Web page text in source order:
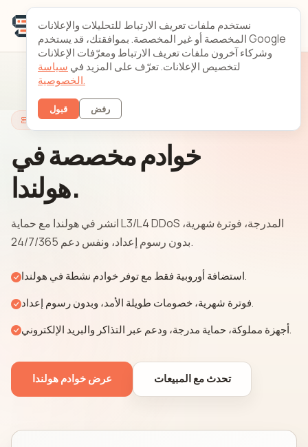
خوادم هولندا
خوادم مخصصة في
هولندا.
انشر في هولندا مع حماية L3/L4 DDoS المدرجة، فوترة شهرية،
بدون رسوم إعداد، ونفس دعم 24/7/365.
استضافة أوروبية فقط مع توفر خوادم نشطة في هولندا.
فوترة شهرية، خصومات طويلة الأمد، وبدون رسوم إعداد.
أجهزة مملوكة، حماية مدرجة، ودعم عبر التذاكر والبريد الإلكتروني.
عرض خوادم هولندا تحدث مع المبيعات
نستخدم ملفات تعريف الارتباط للتحليلات والإعلانات
المخصصة أو غير المخصصة. بموافقتك، قد يستخدم Google
وشركاء آخرون ملفات تعريف الارتباط ومعرّفات الإعلانات
لتخصيص الإعلانات. تعرّف على المزيد في سياسة
الخصوصية.
قبول رفض